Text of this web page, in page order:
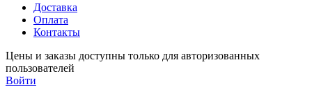
Доставка
Оплата
Контакты
Цены и заказы доступны только для авторизованных
пользователей
Войти